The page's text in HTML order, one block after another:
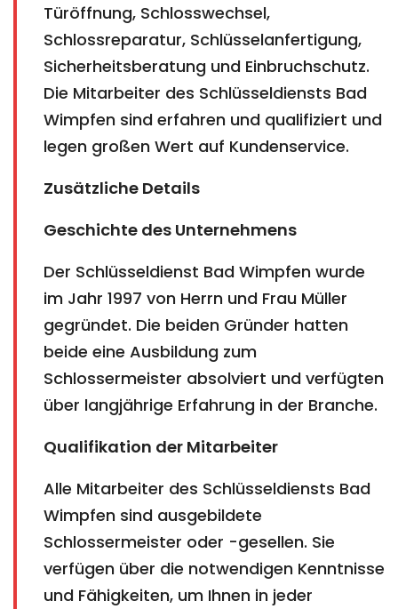
Türöffnung, Schlosswechsel,
Schlossreparatur, Schlüsselanfertigung,
Sicherheitsberatung und Einbruchschutz.
Die Mitarbeiter des Schlüsseldiensts Bad
Wimpfen sind erfahren und qualifiziert und
legen großen Wert auf Kundenservice.
Zusätzliche Details
Geschichte des Unternehmens
Der Schlüsseldienst Bad Wimpfen wurde
im Jahr 1997 von Herrn und Frau Müller
gegründet. Die beiden Gründer hatten
beide eine Ausbildung zum
Schlossermeister absolviert und verfügten
über langjährige Erfahrung in der Branche.
Qualifikation der Mitarbeiter
Alle Mitarbeiter des Schlüsseldiensts Bad
Wimpfen sind ausgebildete
Schlossermeister oder -gesellen. Sie
verfügen über die notwendigen Kenntnisse
und Fähigkeiten, um Ihnen in jeder